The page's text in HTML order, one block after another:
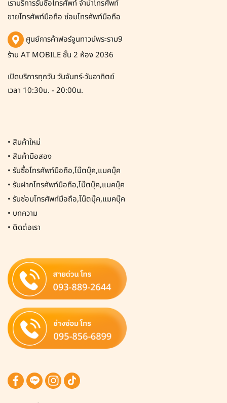
เราบริการรับซื้อโทรศัพท์จำนำโทรศัพท์
ขายโทรศัพท์มือถือ ซ่อมโทรศัพท์มือถือ
ศูนย์การค้าฟอร์จูนทาวน์พระราม9
ร้าน AT MOBILE ชั้น 2 ห้อง 2036
เปิดบริการทุกวัน วันจันทร์-วันอาทิตย์
เวลา 10:30น. - 20:00น.
• สินค้าใหม่
• สินค้ามือสอง
• รับซื้อโทรศัพท์มือถือ,โน๊ตบุ๊ค,แมคบุ๊ค
• รับฝากโทรศัพท์มือถือ,โน๊ตบุ๊ค,แมคบุ๊ค
• รับซ่อมโทรศัพท์มือถือ,โน๊ตบุ๊ค,แมคบุ๊ค
• บทความ
• ติดต่อเรา